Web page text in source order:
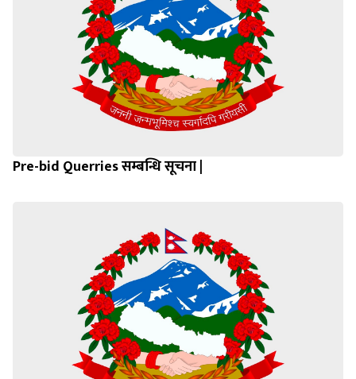
Pre-bid Querries सम्बन्धि सूचना |